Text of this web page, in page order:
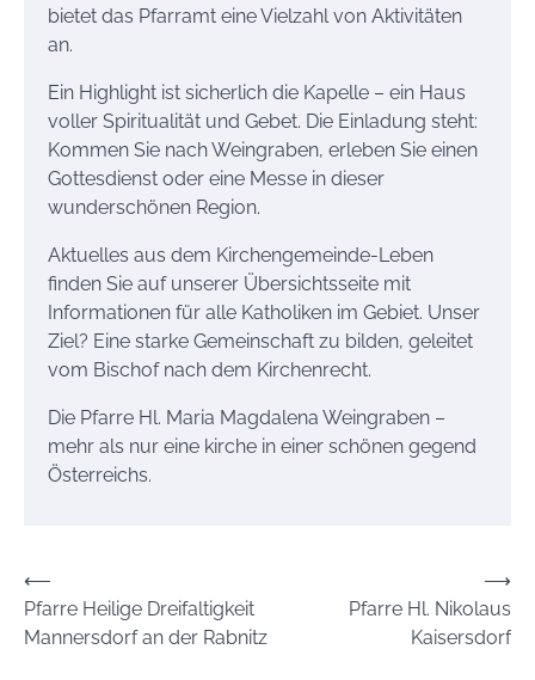
bietet das Pfarramt eine Vielzahl von Aktivitäten
an.
Ein Highlight ist sicherlich die Kapelle – ein Haus
voller Spiritualität und Gebet. Die Einladung steht:
Kommen Sie nach Weingraben, erleben Sie einen
Gottesdienst oder eine Messe in dieser
wunderschönen Region.
Aktuelles aus dem Kirchengemeinde-Leben
finden Sie auf unserer Übersichtsseite mit
Informationen für alle Katholiken im Gebiet. Unser
Ziel? Eine starke Gemeinschaft zu bilden, geleitet
vom Bischof nach dem Kirchenrecht.
Die Pfarre Hl. Maria Magdalena Weingraben –
mehr als nur eine kirche in einer schönen gegend
Österreichs.
Beitrags-
Navigation
⟵
Pfarre Heilige Dreifaltigkeit
Mannersdorf an der Rabnitz
Pfarre Hl. Nikolaus
Kaisersdorf
⟶